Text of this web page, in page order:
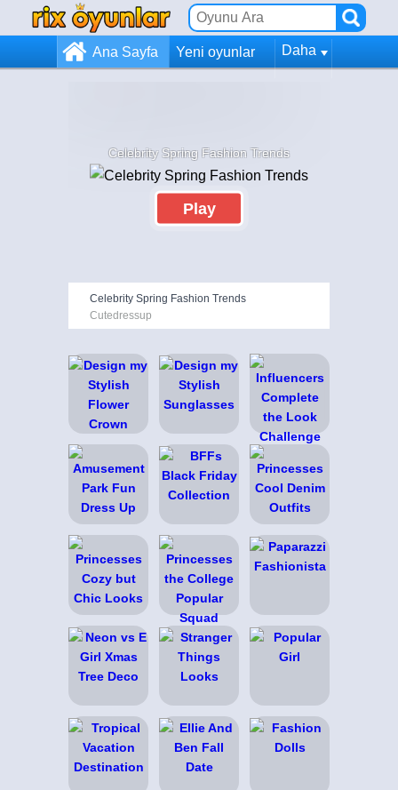
Ana Sayfa Yeni oyunlar Daha
Celebrity Spring Fashion Trends
Play
Celebrity Spring Fashion Trends
Cutedressup